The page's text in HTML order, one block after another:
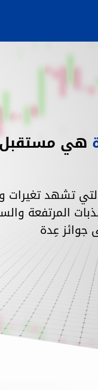
هي مستقبل
تشهد تغيرات
المرتفعة